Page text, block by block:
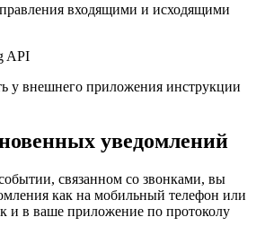
входящими и исходящими
API
у внешнего приложения инструкции
уведомлений
связанном со звонками, вы
как на мобильный телефон или
и в ваше приложение по протоколу